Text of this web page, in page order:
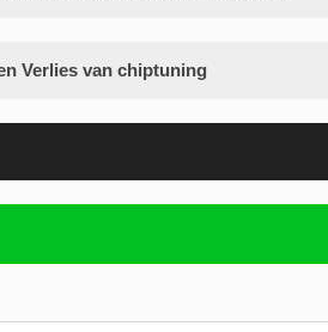
Verlies van chiptuning
*